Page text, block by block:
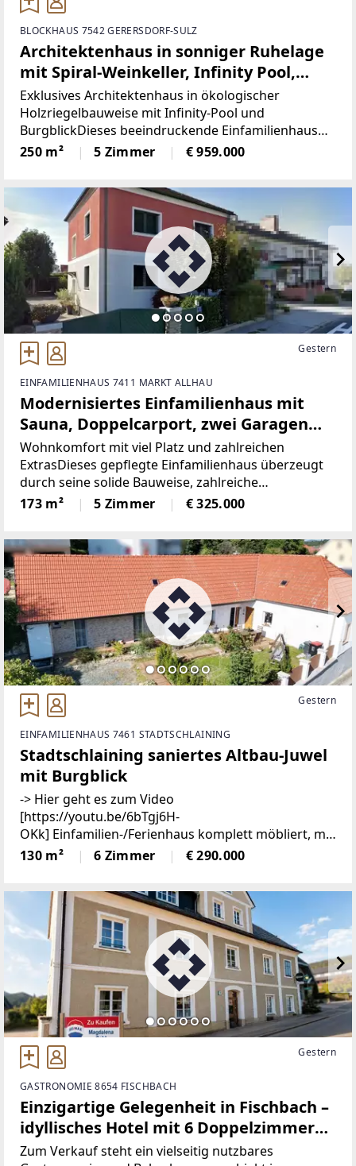
BLOCKHAUS 7542 GERERSDORF-SULZ
Architektenhaus in sonniger Ruhelage
mit Spiral-Weinkeller, Infinity Pool,
Burgblick und ca. 1 ha Eigengrund
Exklusives Architektenhaus in ökologischer
Holzriegelbauweise mit Infinity-Pool und
BurgblickDieses beeindruckende Einfamilienhaus
gebaut 2017, vereint moderne Architektur,
hochwertige Ausstattung und nachhaltige Bauweise
250 m² 5 Zimmer € 959.000
Gestern
EINFAMILIENHAUS 7411 MARKT ALLHAU
Modernisiertes Einfamilienhaus mit
Sauna, Doppelcarport, zwei Garagen
und Nutzwasserbrunnen in zentraler
Lage
Wohnkomfort mit viel Platz und zahlreichen
ExtrasDieses gepflegte Einfamilienhaus überzeugt
durch seine solide Bauweise, zahlreiche
Modernisierungen im Jahr 2003 und eine
umfangreiche Ausstattung. Das ursprünglich ca.
173 m² 5 Zimmer € 325.000
Gestern
EINFAMILIENHAUS 7461 STADTSCHLAINING
Stadtschlaining saniertes Altbau-Juwel
mit Burgblick
-> Hier geht es zum Video
[https://youtu.be/6bTgj6H-
OKk] Einfamilien-/Ferienhaus komplett möbliert, mit
Burgblick in zentraler Lage von
StadtschlainingDieses liebevoll sanierte
130 m² 6 Zimmer € 290.000
Gestern
GASTRONOMIE 8654 FISCHBACH
Einzigartige Gelegenheit in Fischbach –
idyllisches Hotel mit 6 Doppelzimmern,
Gasthaus und Möglichkeit für
Zum Verkauf steht ein vielseitig nutzbares